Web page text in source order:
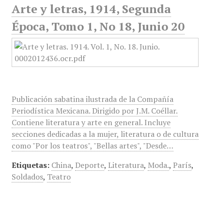
Arte y letras, 1914, Segunda
Época, Tomo 1, No 18, Junio 20
Publicación sabatina ilustrada de la Compañía
Periodística Mexicana. Dirigido por J.M. Coéllar.
Contiene literatura y arte en general. Incluye
secciones dedicadas a la mujer, literatura o de cultura
como "Por los teatros", "Bellas artes", "Desde…
Etiquetas: China, Deporte, Literatura, Moda., París,
Soldados, Teatro